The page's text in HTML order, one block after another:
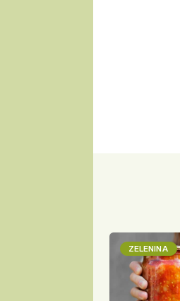
ZELENINA